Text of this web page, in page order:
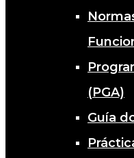
(PGA)
Guía